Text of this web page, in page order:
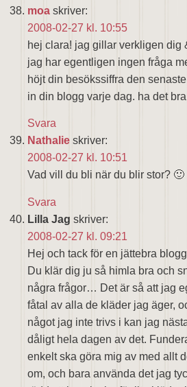
moa skriver:
2008-02-27 kl. 10:55
hej clara! jag gillar verkligen dig
jag har egentligen ingen fråga
höjt din besökssiffra den
in din blogg varje dag. ha det
Svara
Nathalie skriver:
2008-02-27 kl. 10:51
Vad vill du bli när du blir stor? 🙂
Svara
Lilla Jag skriver:
2008-02-27 kl. 09:21
Hej och tack för en jättebra
Du klär dig ju så himla bra och
några frågor… Det är så att jag
fåtal av alla de kläder jag äger,
något jag inte trivs i kan jag
dåligt hela dagen av det.
enkelt ska göra mig av med allt
om, och bara använda det jag